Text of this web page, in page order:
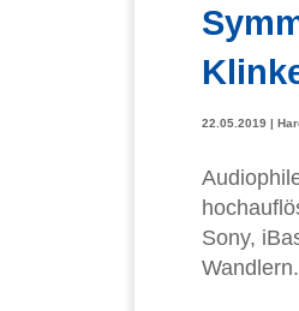
22.05.2019 |
Sony,